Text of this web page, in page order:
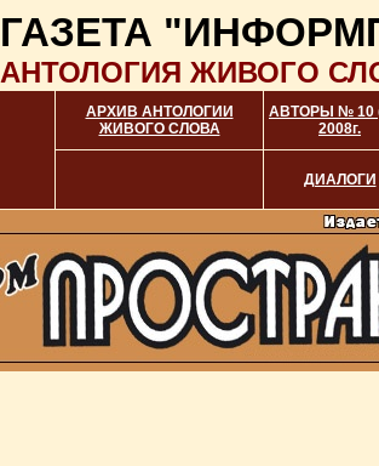
ГАЗЕТА
АНТОЛОГИЯ ЖИВОГО
АРХИВ АНТОЛОГИИ
ЖИВОГО СЛОВА
АВТОРЫ № 10
2008г.
ДИАЛОГИ